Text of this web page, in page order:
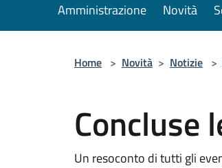
Amministrazione Novità
Home > Novità > Notizie >
Concluse
Un resoconto di tutti gli